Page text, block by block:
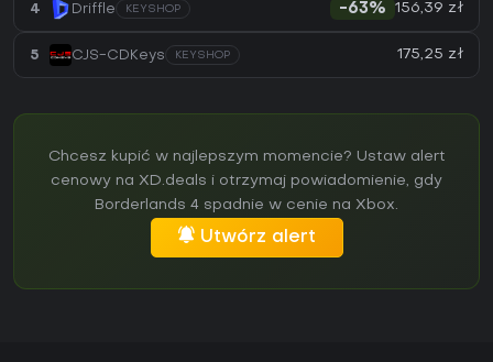
4 Driffle KEYSHOP -63% 156,39 zł
5 CJS-CDKeys KEYSHOP 175,25 zł
Chcesz kupić w najlepszym momencie? Ustaw alert
cenowy na XD.deals i otrzymaj powiadomienie, gdy
Borderlands 4 spadnie w cenie na Xbox.
Utwórz alert